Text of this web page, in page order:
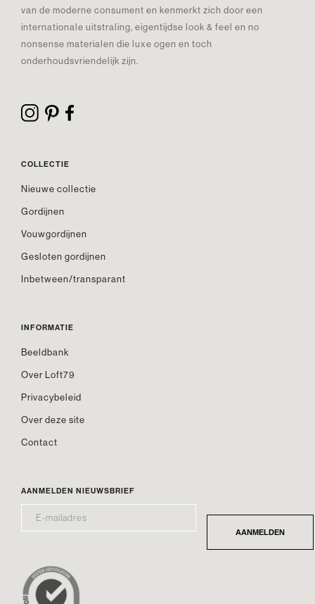
van de moderne consument en kenmerkt zich door een
internationale uitstraling, eigentijdse look & feel en no
nonsense materialen die luxe ogen en toch
onderhoudsvriendelijk zijn.
COLLECTIE
Nieuwe collectie
Gordijnen
Vouwgordijnen
Gesloten gordijnen
Inbetween/transparant
INFORMATIE
Beeldbank
Over Loft79
Privacybeleid
Over deze site
Contact
AANMELDEN NIEUWSBRIEF
MAILADRES* AANMELDEN